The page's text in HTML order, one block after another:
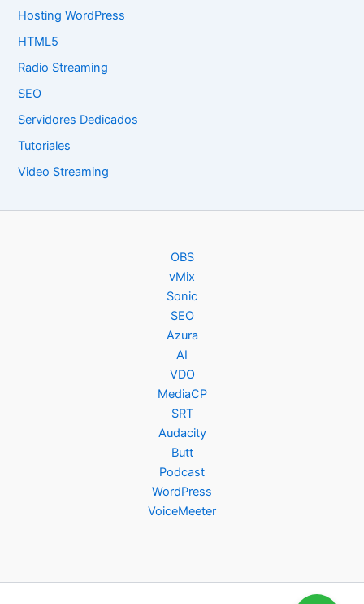
Hosting WordPress
HTML5
Radio Streaming
SEO
Servidores Dedicados
Tutoriales
Video Streaming
OBS
vMix
Sonic
SEO
Azura
AI
VDO
MediaCP
SRT
Audacity
Butt
Podcast
WordPress
VoiceMeeter